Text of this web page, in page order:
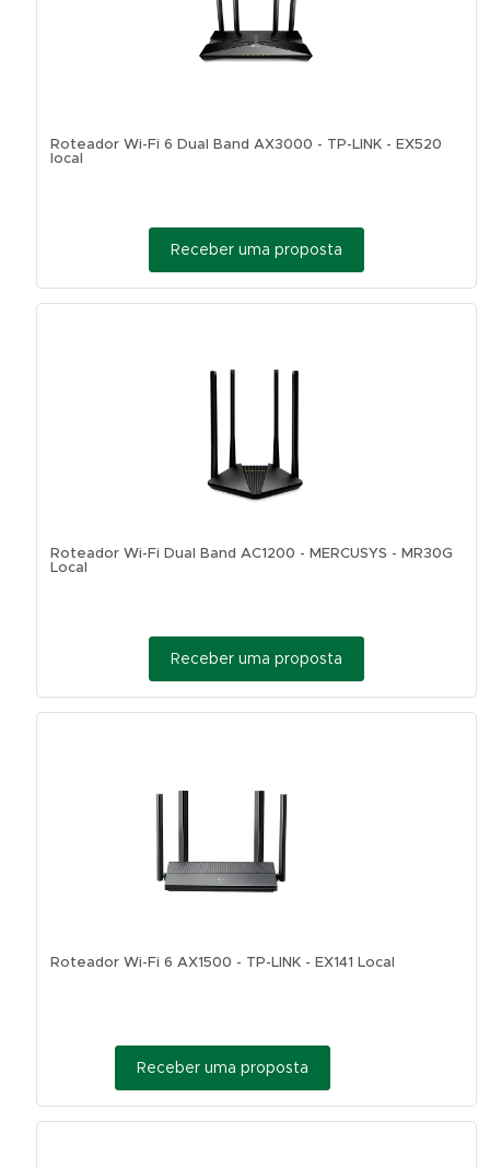
Roteador Wi-Fi 6 Dual Band AX3000 - TP-LINK - EX520
local
Receber uma proposta
Roteador Wi-Fi Dual Band AC1200 - MERCUSYS - MR30G
Local
Receber uma proposta
Roteador Wi-Fi 6 AX1500 - TP-LINK - EX141 Local
Receber uma proposta